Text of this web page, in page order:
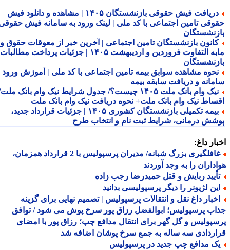
دریافت فیش حقوقی بازنشستگان ۱۴۰۵ | مشاهده و دانلود فیش
تامین اجتماعی با کد ملی | لینک ورود به سامانه فیش حقوقی
بازنشستگان تامین اجتماعی | آخرین خبر از معوقات حقوق و
مابه التفاوت فروردین و اردیبهشت ۱۴۰۵ | جزئیات پرداخت مطالبات
مشاهده سوابق بیمه تامین اجتماعی با کد ملی | آموزش ورود به
و دریافت سابقه بیمه
نیک وام بانک ملت ۱۴۰۵ چیست؟/ جدول شرایط نیک وام بانک ملت/
نیک وام بانک ملت+ نحوه دریافت نیک وام بانک ملت
بیمه تکمیلی بازنشستگان کشوری ۱۴۰۵ | جزئیات قرارداد جدید،
درمانی، شرایط ثبت نام و انتخاب طرح
داغ:
غافلگیری بزرگ شبانه/ مدیران پرسپولیس با 2 قرارداد همزمان،
را به وجد آوردند
ربایش و قتل حمیدرضا رجب زاده
لژیونر را دیگر پرسپولیسی بدانید
داغ نقل و انتقالات پرسپولیس | تصمیم نهایی برای گزینه
پرسپولیس؛ ابوالفضل رزاق پور سرخ پوش می شود / توافق
و گل گهر برای انتقال مدافع چپ؛ رزاق پور با امضای
سه ساله به جمع سرخ پوشان اضافه شد
مدافع چپ جدید در پرسپولیس